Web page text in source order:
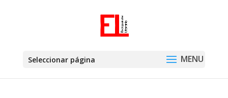
Seleccionar página